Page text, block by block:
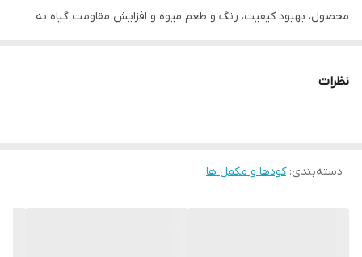
محصول، بهبود کیفیت، رنگ و طعم میوه و افزایش مقاومت گیاه به
نظرات
دسته‌بندی:کودها و مکمل ها